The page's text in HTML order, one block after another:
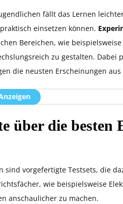
fällt das Lernen
einsetzen können.
Bereichen, wie
zu gestalten. Dabei
die neusten Erscheinungen aus
über die besten
sind vorgefertigte Testsets, die
wie beispielsweise
anschaulicher zu machen.